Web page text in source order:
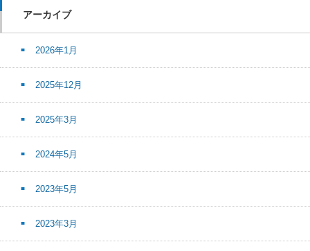
アーカイブ
2026年1月
2025年12月
2025年3月
2024年5月
2023年5月
2023年3月